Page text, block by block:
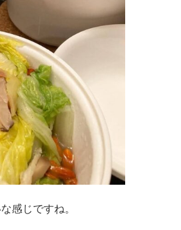
感じですね。